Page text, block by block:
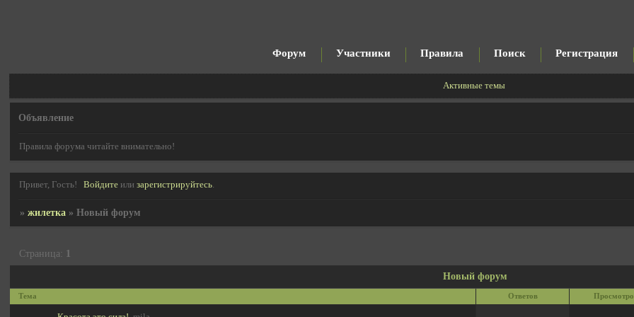
Форум Участники Правила Поиск Регистрация
Активные темы
Объявление
Правила форума читайте внимательно!
Привет, Гость! Войдите илизарегистрируйтесь.
»жилетка »Новый форум
Новый форум
Страница: 1
Тема Ответов